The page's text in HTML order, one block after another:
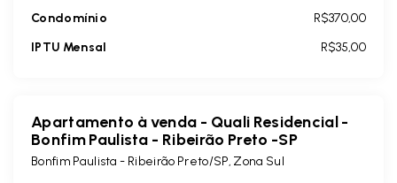
Condomínio
R$370,00
IPTU Mensal
R$35,00
Apartamento à venda - Quali Residencial -
Bonfim Paulista - Ribeirão Preto -SP
Bonfim Paulista - Ribeirão Preto/SP, Zona Sul